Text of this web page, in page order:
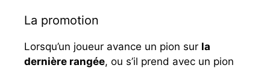
La promotion
Lorsqu’un joueur avance un pion sur la
dernière rangée, ou s’il prend avec un pion